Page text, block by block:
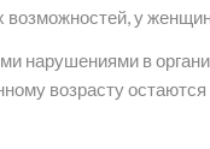
у
в
возрасту